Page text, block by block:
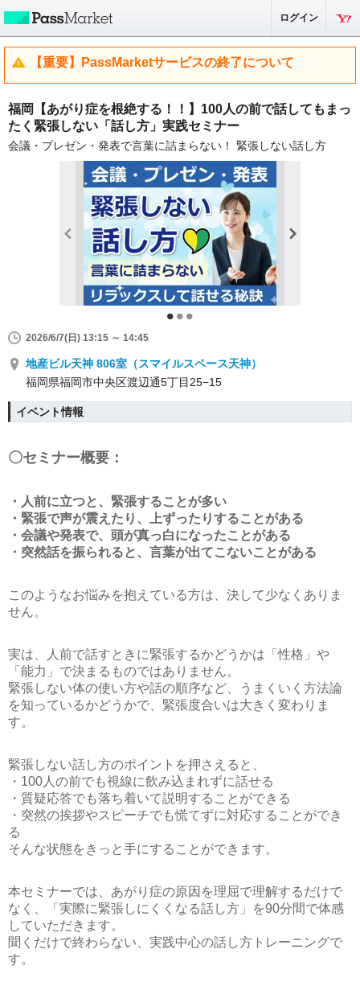
ログイン
【重要】PassMarketサービスの終了について
福岡【あがり症を根絶する！！】100人の前で話してもまっ
たく緊張しない「話し方」実践セミナー
会議・プレゼン・発表で言葉に詰まらない！ 緊張しない話し方
2026/6/7(日) 13:15 ～ 14:45
地産ビル天神 806室（スマイルスペース天神）
福岡県福岡市中央区渡辺通5丁目25−15
イベント情報
〇セミナー概要：
・人前に立つと、緊張することが多い
・緊張で声が震えたり、上ずったりすることがある
・会議や発表で、頭が真っ白になったことがある
・突然話を振られると、言葉が出てこないことがある
このようなお悩みを抱えている方は、決して少なくありま
せん。
実は、人前で話すときに緊張するかどうかは「性格」や
「能力」で決まるものではありません。
緊張しない体の使い方や話の順序など、うまくいく方法論
を知っているかどうかで、緊張度合いは大きく変わりま
す。
緊張しない話し方のポイントを押さえると、
・100人の前でも視線に飲み込まれずに話せる
・質疑応答でも落ち着いて説明することができる
・突然の挨拶やスピーチでも慌てずに対応することができ
る
そんな状態をきっと手にすることができます。
本セミナーでは、あがり症の原因を理屈で理解するだけで
なく、「実際に緊張しにくくなる話し方」を90分間で体感
していただきます。
聞くだけで終わらない、実践中心の話し方トレーニングで
す。